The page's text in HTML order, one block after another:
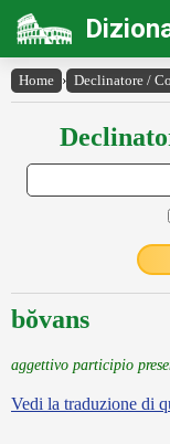
Home › Declinatore /
bŏvans
aggettivo participio
Vedi la traduzione di